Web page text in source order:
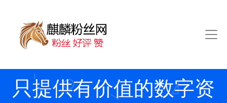
只提供有价值的数字资